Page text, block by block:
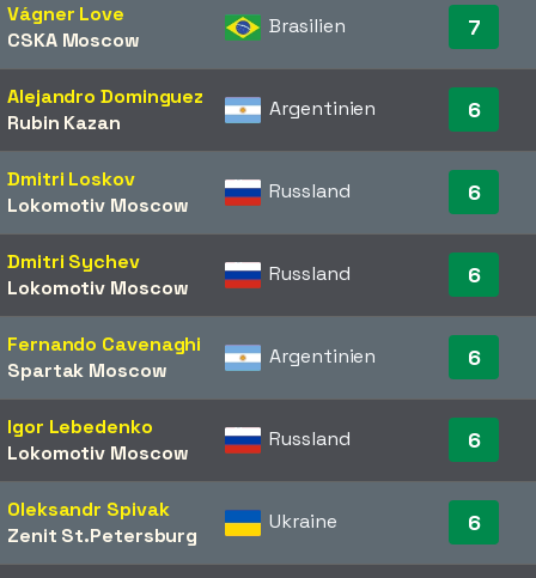
Vágner Love
CSKA Moscow
Brasilien 7
Alejandro Dominguez
Rubin Kazan
Argentinien 6
Dmitri Loskov
Lokomotiv Moscow
Russland 6
Dmitri Sychev
Lokomotiv Moscow
Russland 6
Fernando Cavenaghi
Spartak Moscow
Argentinien 6
Igor Lebedenko
Lokomotiv Moscow
Russland 6
Oleksandr Spivak
Zenit St.Petersburg
Ukraine 6